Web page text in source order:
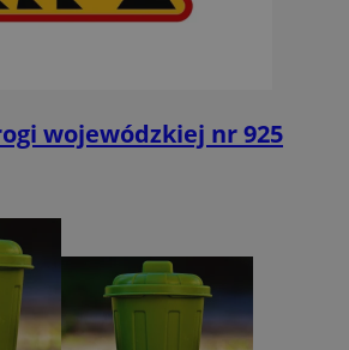
wojewódzkiej nr 925